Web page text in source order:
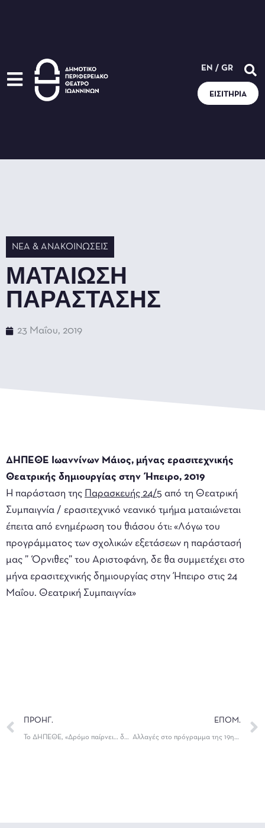
EN / GR
ΕΙΣΙΤΉΡΙΑ
ΝΈΑ & ΑΝΑΚΟΙΝΏΣΕΙΣ
ΜΑΤΑΙΩΣΗ
ΠΑΡΑΣΤΑΣΗΣ
23 Μαΐου, 2019
ΔΗΠΕΘΕ Ιωαννίνων Μάιος, μήνας ερασιτεχνικής
Θεατρικής δημιουργίας στην Ήπειρο, 2019
Η παράσταση της Παρασκευής 24/5 από τη Θεατρική
Συμπαιγνία / ερασιτεχνικό νεανικό τμήμα ματαιώνεται
έπειτα από ενημέρωση του θιάσου ότι: «Λόγω του
προγράμματος των σχολικών εξετάσεων η παράστασή
μας ” Όρνιθες” του Αριστοφάνη, δε θα συμμετέχει στο
μήνα ερασιτεχνικής δημιουργίας στην Ήπειρο στις 24
Μαΐου. Θεατρική Συμπαιγνία»
ΠΡΟΗΓ.
Το ΔΗΠΕΘΕ, «Δρόμο παίρνει… δρόμο αφήνει»
ΕΠΟΜ.
Αλλαγές στο πρόγραμμα της 19ης Συνάντησης Μαθητικών Θιάσων Ηπείρου